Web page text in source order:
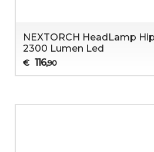
NEXTORCH HeadLamp
2300 Lumen Led
€ 116,90